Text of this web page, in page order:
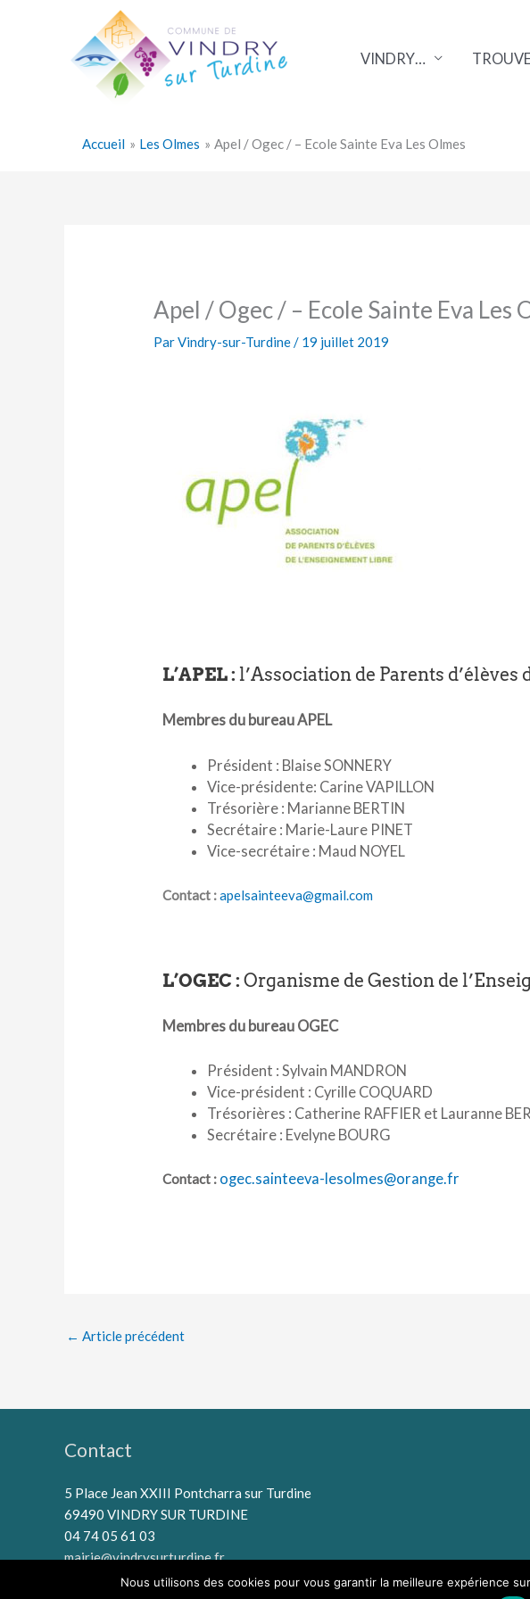
VINDRY…
Accueil Les Olmes Apel / Ogec / – Ecole Sainte Eva Les Olmes
Apel / Ogec / – Ecole Sainte Eva Les
ParVindry-sur-Turdine/ 19 juillet 2019
L’APEL : l’Association de Parents
Membres du bureau APEL
Président : Blaise SONNERY
Vice-présidente: Carine VAPILLON
Trésorière : Marianne BERTIN
Secrétaire : Marie-Laure PINET
Vice-secrétaire : Maud NOYEL
Contact :apelsainteeva@gmail.com
L’OGEC :Organisme de Gestion de
Membres du bureau OGEC
Président : Sylvain MANDRON
Vice-président : Cyrille COQUARD
Trésorières : Catherine RAFFIER et Lauranne
Secrétaire : Evelyne BOURG
Contact : ogec.sainteeva-lesolmes@orange.fr
← Article précédent
Contact
5 Place Jean XXIII Pontcharra sur Turdine
69490 VINDRY SUR TURDINE
04 74 05 61 03
mairie@vindrysurturdine.fr
Nous utilisons des cookies pour vous garantir la meilleure expérience